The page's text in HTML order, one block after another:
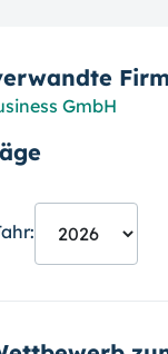
GmbH